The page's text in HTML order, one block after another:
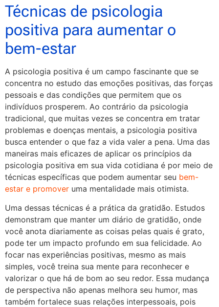
Técnicas de psicologia
positiva para aumentar o
bem-estar
A psicologia positiva é um campo fascinante que se
concentra no estudo das emoções positivas, das forças
pessoais e das condições que permitem que os
indivíduos prosperem. Ao contrário da psicologia
tradicional, que muitas vezes se concentra em tratar
problemas e doenças mentais, a psicologia positiva
busca entender o que faz a vida valer a pena. Uma das
maneiras mais eficazes de aplicar os princípios da
psicologia positiva em sua vida cotidiana é por meio de
técnicas específicas que podem aumentar seu bem-
estar e promover uma mentalidade mais otimista.
Uma dessas técnicas é a prática da gratidão. Estudos
demonstram que manter um diário de gratidão, onde
você anota diariamente as coisas pelas quais é grato,
pode ter um impacto profundo em sua felicidade. Ao
focar nas experiências positivas, mesmo as mais
simples, você treina sua mente para reconhecer e
valorizar o que há de bom ao seu redor. Essa mudança
de perspectiva não apenas melhora seu humor, mas
também fortalece suas relações interpessoais, pois